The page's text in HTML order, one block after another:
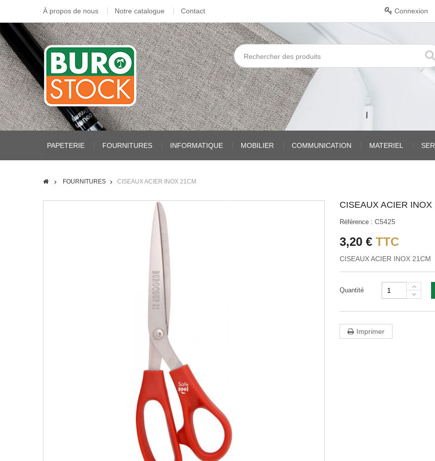
À propos de nous Notre catalogue Contact Connexion
PAPETERIE FOURNITURES INFORMATIQUE MOBILIER COMMUNICATION MATERIEL
FOURNITURES CISEAUX ACIER INOX 21CM
CISEAUX ACIER INOX
Référence : C5425
3,20 € TTC
CISEAUX ACIER INOX 21CM
Quantité
Imprimer